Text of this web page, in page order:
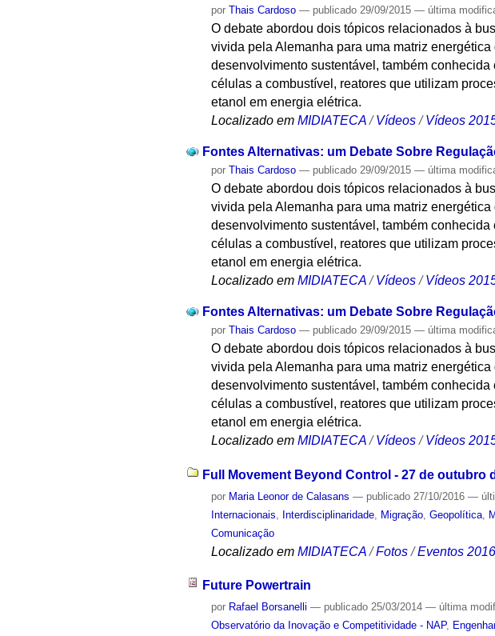
porThais Cardoso — publicado 29/09/2015— última
O debate abordou dois tópicos relacionados à
vivida pela Alemanha para uma matriz
desenvolvimento sustentável, também
células a combustível, reatores que utilizam
etanol em energia elétrica.
Localizado em MIDIATECA /Vídeos /Vídeos
Fontes Alternativas: um Debate Sobre
porThais Cardoso — publicado 29/09/2015— última
O debate abordou dois tópicos relacionados à
vivida pela Alemanha para uma matriz
desenvolvimento sustentável, também
células a combustível, reatores que utilizam
etanol em energia elétrica.
Localizado em MIDIATECA /Vídeos /Vídeos
Fontes Alternativas: um Debate Sobre
porThais Cardoso — publicado 29/09/2015— última
O debate abordou dois tópicos relacionados à
vivida pela Alemanha para uma matriz
desenvolvimento sustentável, também
células a combustível, reatores que utilizam
etanol em energia elétrica.
Localizado em MIDIATECA /Vídeos /Vídeos
Full Movement Beyond Control - 27 de outubro
por Maria Leonor de Calasans — publicado 27/10/2016—
Internacionais
Interdisciplinaridade Migração ,Geopolítica
Comunicação
Localizado em MIDIATECA /Fotos /Eventos 2016
Future Powertrain
por Rafael Borsanelli — publicado 25/03/2014— última
Observatório da Inovação e Competitividade - NAP,